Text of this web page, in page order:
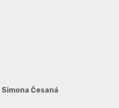
Simona Česaná